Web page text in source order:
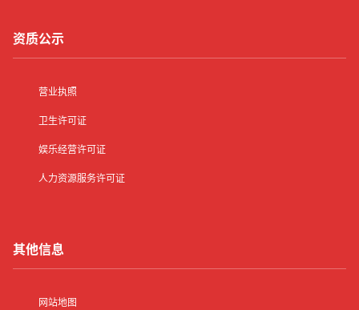
资质公示
营业执照
卫生许可证
娱乐经营许可证
人力资源服务许可证
其他信息
网站地图